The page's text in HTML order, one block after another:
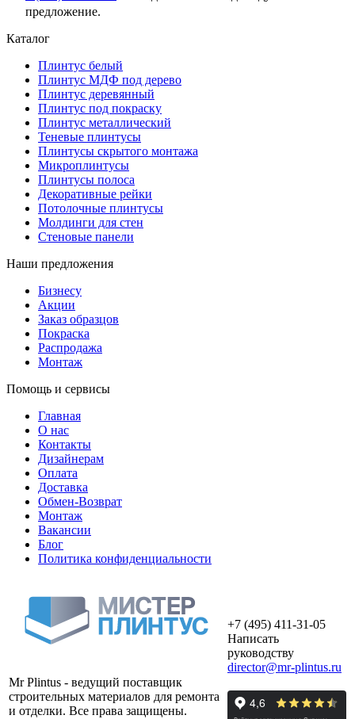
предложение.
Каталог
Плинтус белый
Плинтус МДФ под дерево
Плинтус деревянный
Плинтус под покраску
Плинтус металлический
Теневые плинтусы
Плинтусы скрытого монтажа
Микроплинтусы
Плинтусы полоса
Декоративные рейки
Потолочные плинтусы
Молдинги для стен
Стеновые панели
Наши предложения
Бизнесу
Акции
Заказ образцов
Покраска
Распродажа
Монтаж
Помощь и сервисы
Главная
О нас
Контакты
Дизайнерам
Оплата
Доставка
Обмен-Возврат
Монтаж
Вакансии
Блог
Политика конфиденциальности
Mr Plintus - ведущий поставщик
строительных материалов для ремонта
и отделки. Все права защищены.
+7 (495) 411-31-05
Написать
руководству
director@mr-plintus.ru